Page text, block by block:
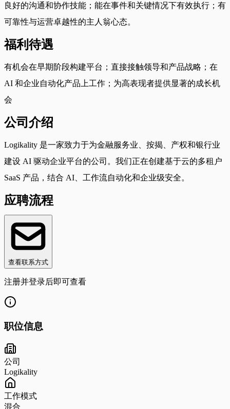
良好的沟通和协作技能；能在事件和关键情况下有效执行；有
可靠性与运营卓越性的主人翁心态。
福利待遇
有机会在早期阶段构建平台；直接接触领导和产品战略；在
AI 和企业自动化产品上工作；为高表现者提供显著的成长机
会
公司介绍
Logikality 是一家致力于为金融服务业、按揭、产权和银行业
建设 AI 驱动企业平台的公司。我们正在创建基于云的多租户
SaaS 产品，结合 AI、工作流自动化和企业级安全。
应聘流程
查看联系方式
注册并登录后即可查看
职位信息
公司
Logikality
工作模式
混合